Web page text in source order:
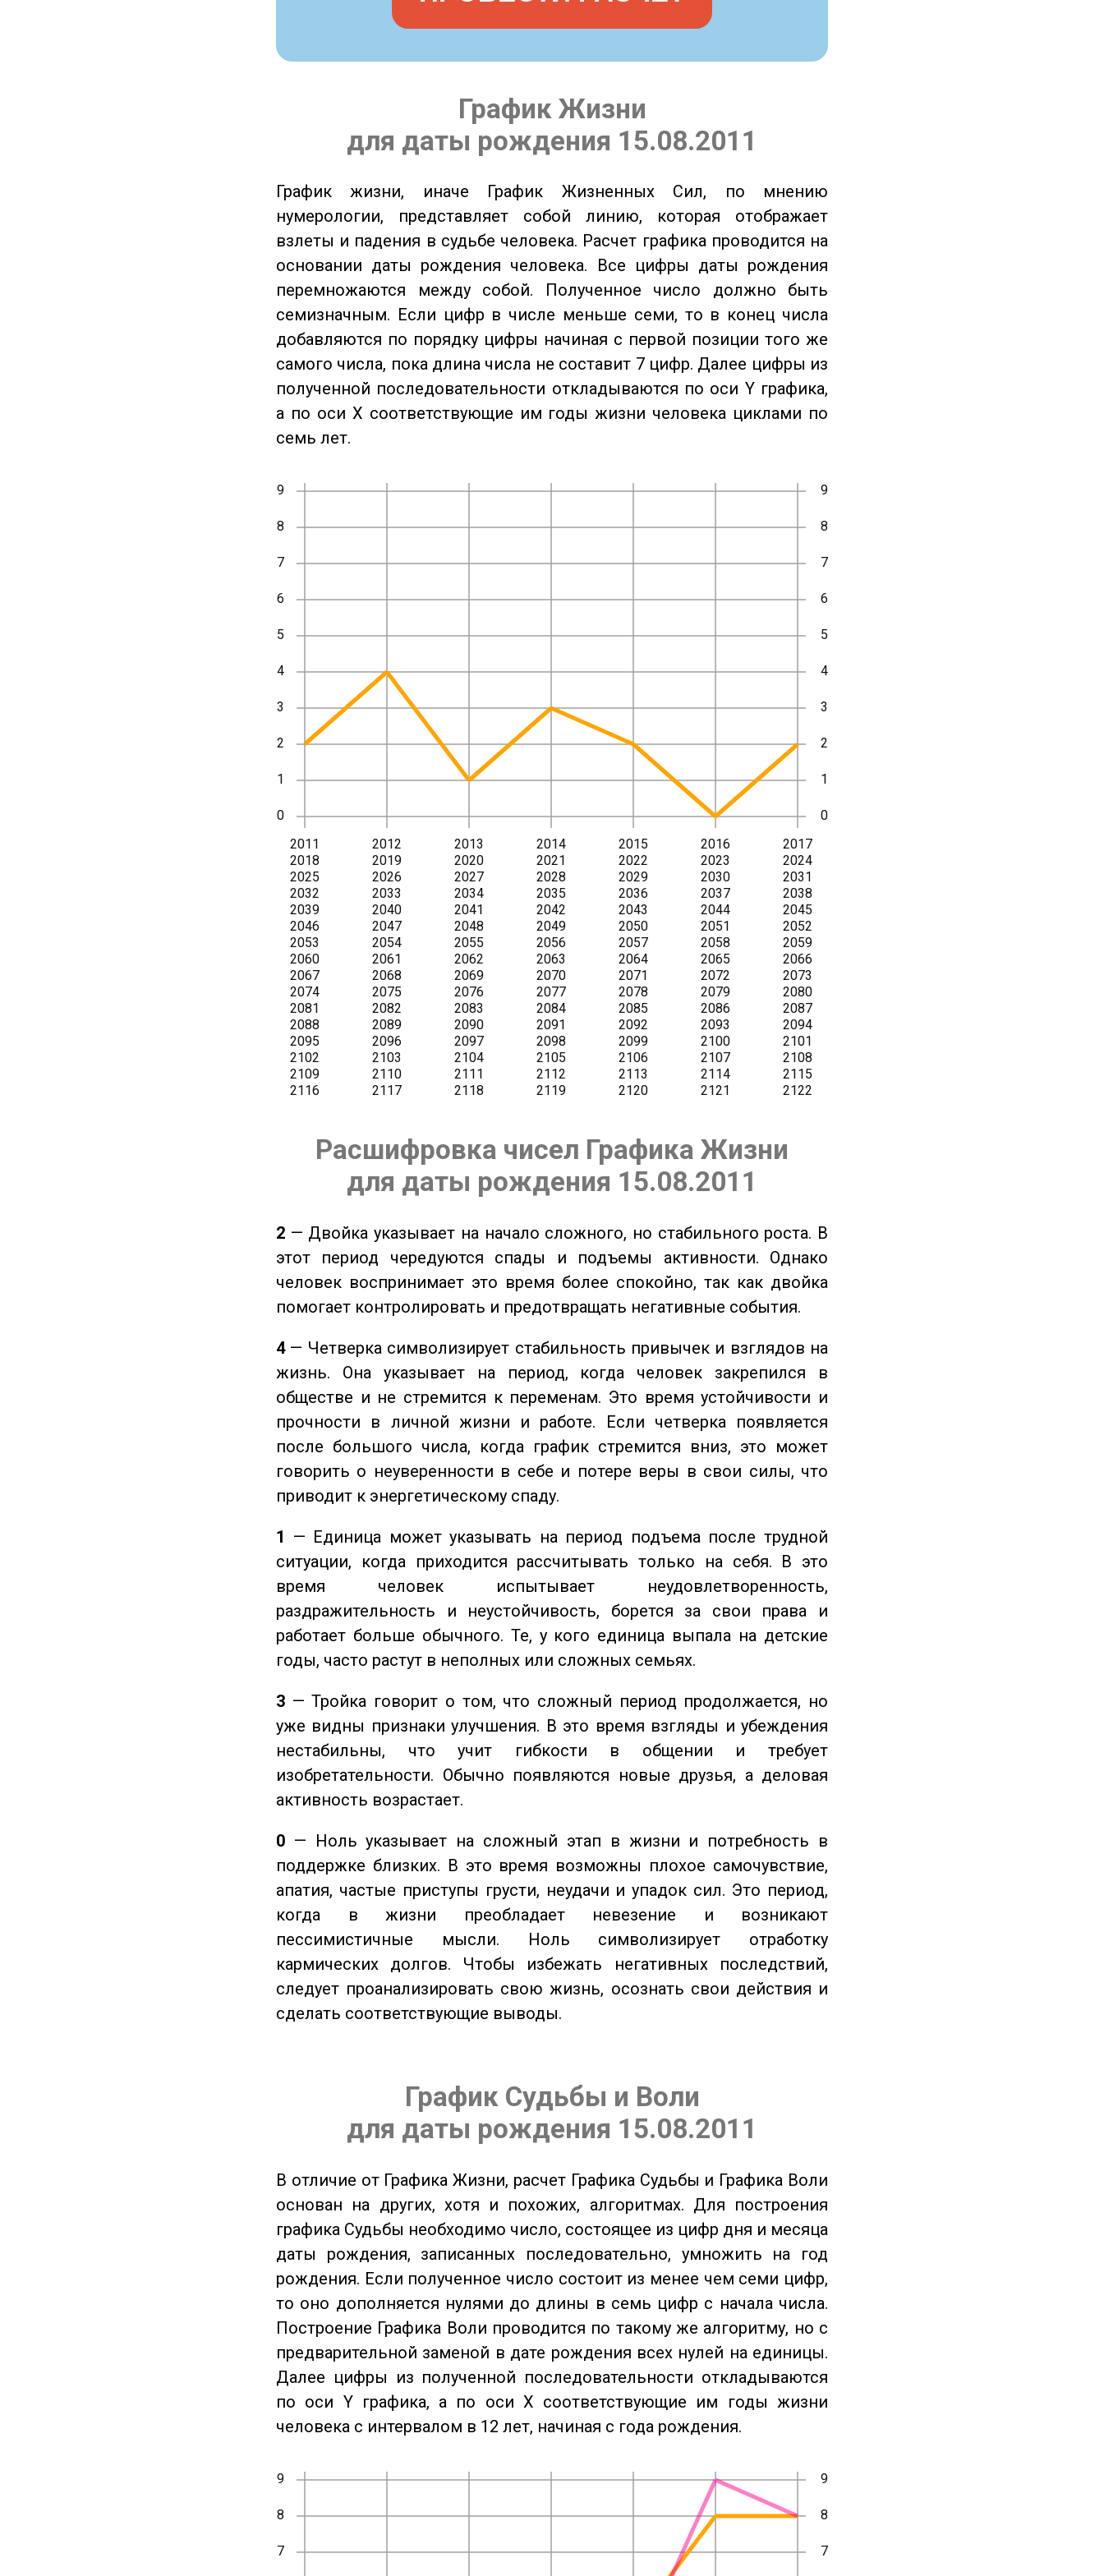
График Жизни
для даты рождения 15.08.2011
График жизни, иначе График Жизненных Сил, по мнению
нумерологии, представляет собой линию, которая отображает
взлеты и падения в судьбе человека. Расчет графика проводится на
основании даты рождения человека. Все цифры даты рождения
перемножаются между собой. Полученное число должно быть
семизначным. Если цифр в числе меньше семи, то в конец числа
добавляются по порядку цифры начиная с первой позиции того же
самого числа, пока длина числа не составит 7 цифр. Далее цифры из
полученной последовательности откладываются по оси Y графика,
а по оси X соответствующие им годы жизни человека циклами по
семь лет.
Расшифровка чисел Графика Жизни
для даты рождения 15.08.2011
2 — Двойка указывает на начало сложного, но стабильного роста. В
этот период чередуются спады и подъемы активности. Однако
человек воспринимает это время более спокойно, так как двойка
помогает контролировать и предотвращать негативные события.
4— Четверка символизирует стабильность привычек и взглядов на
жизнь. Она указывает на период, когда человек закрепился в
обществе и не стремится к переменам. Это время устойчивости и
прочности в личной жизни и работе. Если четверка появляется
после большого числа, когда график стремится вниз, это может
говорить о неуверенности в себе и потере веры в свои силы, что
приводит к энергетическому спаду.
1 — Единица может указывать на период подъема после трудной
ситуации, когда приходится рассчитывать только на себя. В это
время человек испытывает неудовлетворенность,
раздражительность и неустойчивость, борется за свои права и
работает больше обычного. Те, у кого единица выпала на детские
годы, часто растут в неполных или сложных семьях.
3 — Тройка говорит о том, что сложный период продолжается, но
уже видны признаки улучшения. В это время взгляды и убеждения
нестабильны, что учит гибкости в общении и требует
изобретательности. Обычно появляются новые друзья, а деловая
активность возрастает.
0 — Ноль указывает на сложный этап в жизни и потребность в
поддержке близких. В это время возможны плохое самочувствие,
апатия, частые приступы грусти, неудачи и упадок сил. Это период,
когда в жизни преобладает невезение и возникают
пессимистичные мысли. Ноль символизирует отработку
кармических долгов. Чтобы избежать негативных последствий,
следует проанализировать свою жизнь, осознать свои действия и
сделать соответствующие выводы.
График Судьбы и Воли
для даты рождения 15.08.2011
В отличие от Графика Жизни, расчет Графика Судьбы и Графика Воли
основан на других, хотя и похожих, алгоритмах. Для построения
графика Судьбы необходимо число, состоящее из цифр дня и месяца
даты рождения, записанных последовательно, умножить на год
рождения. Если полученное число состоит из менее чем семи цифр,
то оно дополняется нулями до длины в семь цифр с начала числа.
Построение Графика Воли проводится по такому же алгоритму, но с
предварительной заменой в дате рождения всех нулей на единицы.
Далее цифры из полученной последовательности откладываются
по оси Y графика, а по оси X соответствующие им годы жизни
человека с интервалом в 12 лет, начиная с года рождения.